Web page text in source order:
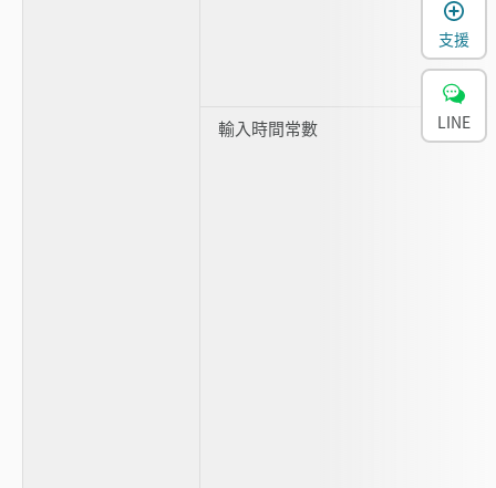
輸入時間常數
支援
LINE